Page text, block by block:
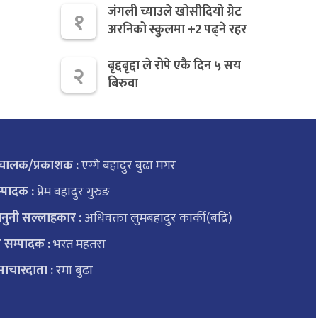
१
जंगली च्याउले खोसीदियो ग्रेट
अरनिको स्कुलमा +2 पढ्ने रहर
२
बृद्दबृद्दा ले रोपे एकै दिन ५ सय
बिरुवा
प्रकाशक :एग्गे बहादुर बुढा मगर
:प्रेम बहादुर गुरुङ
सल्लाहकार :अधिवक्ता लुमबहादुर कार्की(बद्रि)
सम्पादक :भरत महतरा
:रमा बुढा